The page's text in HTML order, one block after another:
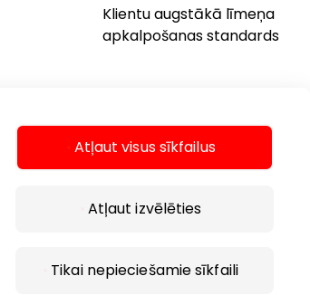
Atļaut visus sīkfailus
Atļaut izvēlēties
Tikai nepieciešamie sīkfaili
Klientu augstākā līmeņa
apkalpošanas standards